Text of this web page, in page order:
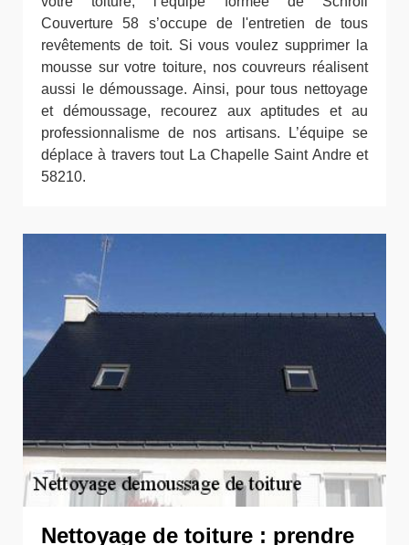
Couverture 58 s’occupe de l'entretien de tous
revêtements de toit. Si vous voulez supprimer la
mousse sur votre toiture, nos couvreurs réalisent
aussi le démoussage. Ainsi, pour tous nettoyage
et démoussage, recourez aux aptitudes et au
professionnalisme de nos artisans. L’équipe se
déplace à travers tout La Chapelle Saint Andre et
58210.
Nettoyage de toiture : prendre